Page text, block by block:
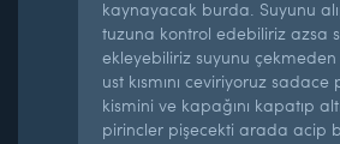
kaynayacak burda. Suyunu
tuzuna kontrol edebiliriz azsa
ekleyebiliriz suyunu
ust kısmını ceviriyoruz sadace
kismini ve kapağını kapatıp
pirincler pişecekti arada acip